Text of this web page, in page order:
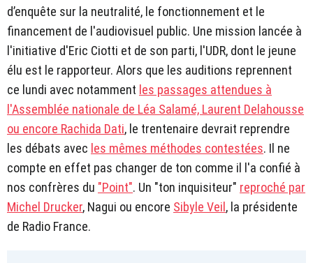
d’enquête sur la neutralité, le fonctionnement et le
financement de l'audiovisuel public. Une mission lancée à
l'initiative d'Eric Ciotti et de son parti, l'UDR, dont le jeune
élu est le rapporteur. Alors que les auditions reprennent
ce lundi avec notamment les passages attendues à
l'Assemblée nationale de Léa Salamé, Laurent Delahousse
ou encore Rachida Dati, le trentenaire devrait reprendre
les débats avec les mêmes méthodes contestées. Il ne
compte en effet pas changer de ton comme il l'a confié à
nos confrères du "Point". Un "ton inquisiteur" reproché par
Michel Drucker, Nagui ou encore Sibyle Veil, la présidente
de Radio France.